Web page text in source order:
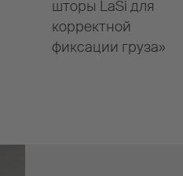
шторы LaSi для
корректной
фиксации груза»